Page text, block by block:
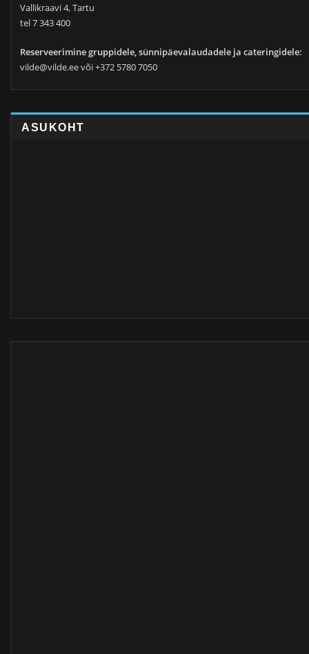
Vallikraavi 4, Tartu
tel 7 343 400
Reserveerimine gruppidele, sünnipäevalaudadele ja cateringidele:
vilde@vilde.ee või +372 5780 7050
ASUKOHT